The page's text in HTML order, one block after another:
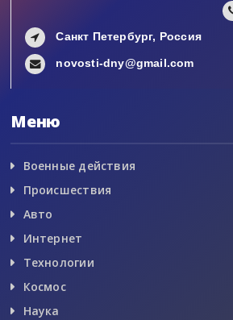
Санкт Петербург, Россия
novosti-dny@gmail.com
Меню
Военные действия
Происшествия
Авто
Интернет
Технологии
Космос
Наука